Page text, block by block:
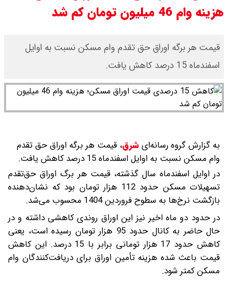
سنتی جمهوری‌خواهان را از دست می
دهد؟
بنزین برای دولت چقدر تمام می شود؟
یک ادعا: برخی مالکان اجاره بها را ۶۰
هزینه وام 46 میلیون تومان کم شد
قیمت هر برگه اوراق حق تقدم وام مسکن نسبت به اوایل
اسفندماه 15 درصد کاهش یافت.
به گزارش گروه رسانه‌ایشرق، قیمت هر برگه اوراق حق تقدم
وام مسکن نسبت به اوایل اسفندماه 15 درصد کاهش یافت.
در اوایل اسفندماه سال گذشته، قیمت هر برگ اوراق حق‌تقدم
تسهیلات مسکن حدود 112 هزار تومان بود که نشان‌دهنده
بازگشت نرخ‌ها به سطوح فروردین 1404 محسوب می‌شد.
در حدود دو ماه اخیر نیز این اوراق روندی کاهشی داشته و در
حال حاضر به کانال حدود 95 هزار تومان رسیده است، یعنی
کاهش حدود 17 هزار تومانی برابر با 15 درصد. این کاهش
قیمت باعث شده هزینه تأمین اوراق برای دریافت‌کنندگان وام
مسکن کمتر شود.